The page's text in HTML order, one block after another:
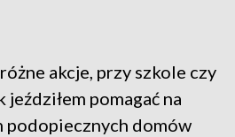
akcje, przy szkole czy
pomagać na
podopiecznych domów